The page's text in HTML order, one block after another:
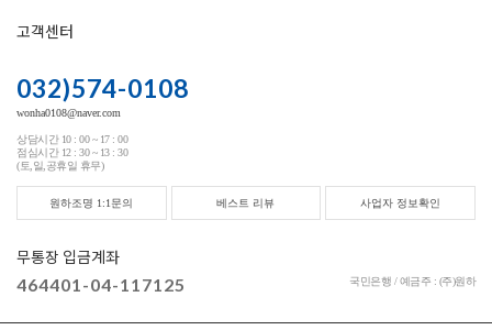
고객센터
032)574-0108
wonha0108@naver.com
상담시간 10 : 00 ~ 17 : 00
점심시간 12 : 30 ~ 13 : 30
(토,일,공휴일 휴무)
원하조명 1:1문의 베스트 리뷰 사업자 정보확인
무통장 입금계좌
464401-04-117125 국민은행 / 예금주 : (주)원하